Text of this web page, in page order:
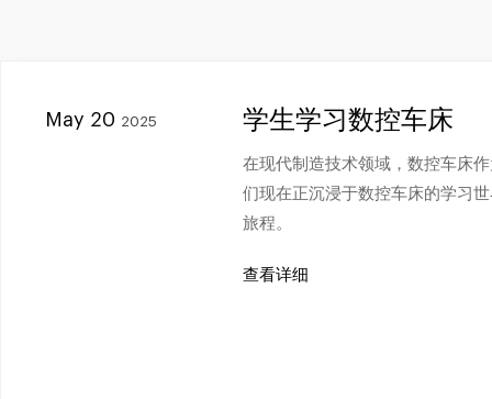
May 20 2025 学生学习数控车床
在现代制造技术领域，数控车床
们现在正沉浸于数控车床的学习
旅程。
查看详细